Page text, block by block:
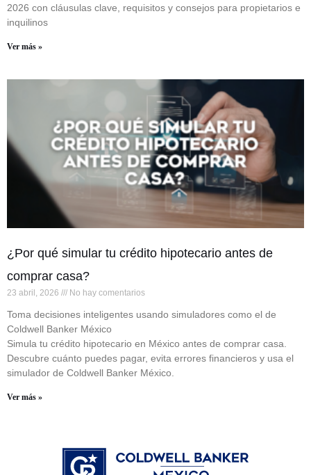
2026 con cláusulas clave, requisitos y consejos para propietarios e
inquilinos
Ver más »
¿Por qué simular tu crédito hipotecario antes de
comprar casa?
23 abril, 2026 No hay comentarios
Toma decisiones inteligentes usando simuladores como el de
Coldwell Banker México
Simula tu crédito hipotecario en México antes de comprar casa.
Descubre cuánto puedes pagar, evita errores financieros y usa el
simulador de Coldwell Banker México.
Ver más »